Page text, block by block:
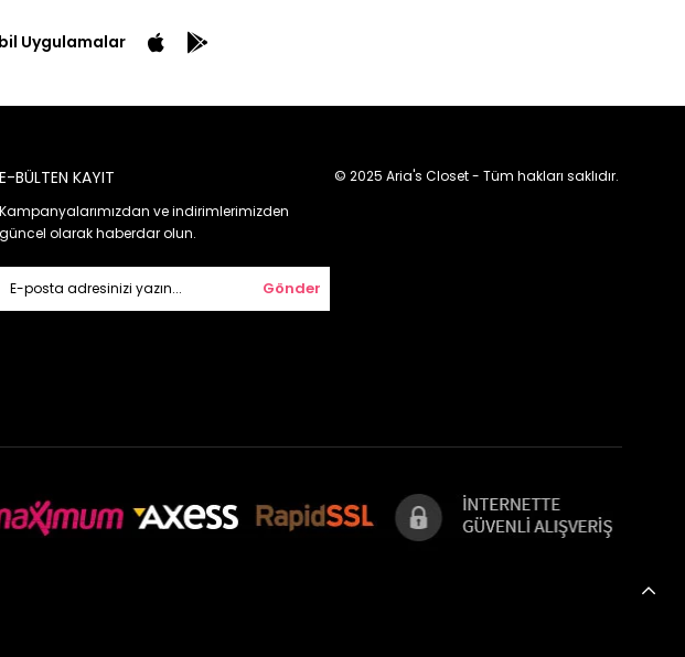
Uygulamalar
E-BÜLTEN KAYIT
Kampanyalarımızdan ve indirimlerimizden
güncel olarak haberdar olun.
Gönder
© 2025 Aria's Closet - Tüm hakları saklıdır.